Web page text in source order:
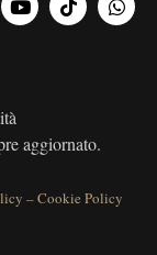
aggiornato.
–Cookie Policy